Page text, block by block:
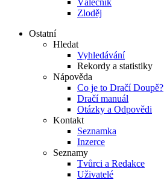
Zloděj
Ostatní
Hledat
Vyhledávání
Rekordy a statistiky
Nápověda
Co je to Dračí Doupě?
Dračí manuál
Otázky a Odpovědi
Kontakt
Seznamka
Inzerce
Seznamy
Tvůrci a Redakce
Uživatelé